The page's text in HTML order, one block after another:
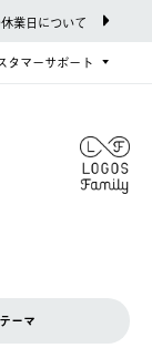
業日について
タマーサポート
テーマ